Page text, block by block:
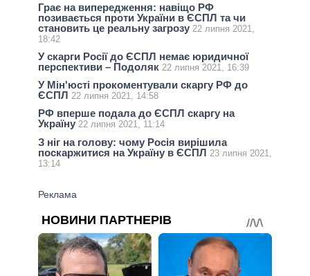
Грає на випередження: навіщо РФ
позивається проти України в ЄСПЛ та чи
становить це реальну загрозу 22 липня 2021,
18:42
У скарги Росії до ЄСПЛ немає юридичної
перспективи – Подоляк 22 липня 2021, 16:39
У Мін'юсті прокоментували скаргу РФ до
ЄСПЛ 22 липня 2021, 14:58
РФ вперше подала до ЄСПЛ скаргу на
Україну 22 липня 2021, 11:14
З ніг на голову: чому Росія вирішила
поскаржитися на Україну в ЄСПЛ 23 липня 2021,
13:14